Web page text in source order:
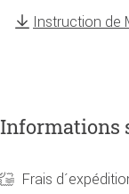
Instruction de
Informations
Frais